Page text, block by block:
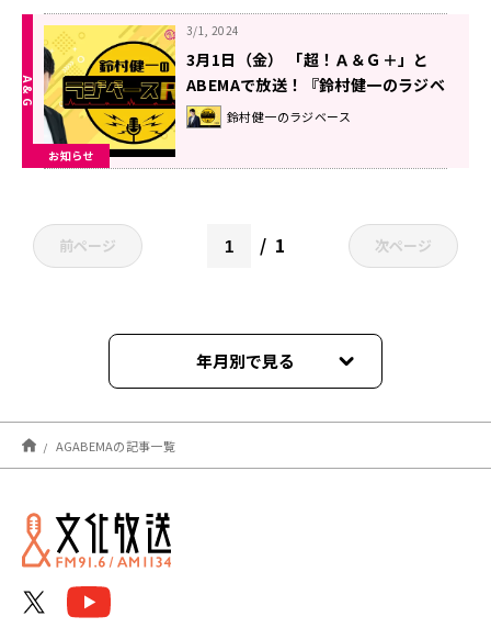
お知らせ
3/1, 2024
3月1日（金） 「超！Ａ＆Ｇ＋」と
ABEMAで放送！『鈴村健一のラジベ
ースRX』#60
鈴村健一のラジベース
前ページ 1 次ページ
年月別で見る
2026年08月
2026年07月
2026年06月
AGABEMAの記事一覧